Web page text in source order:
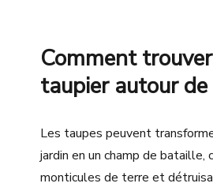
Comment
taupier autour de
Les taupes peuvent
jardin en un champ de bataille,
monticules de terre et